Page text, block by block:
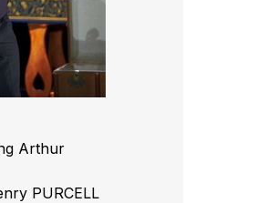
Arthur
PURCELL